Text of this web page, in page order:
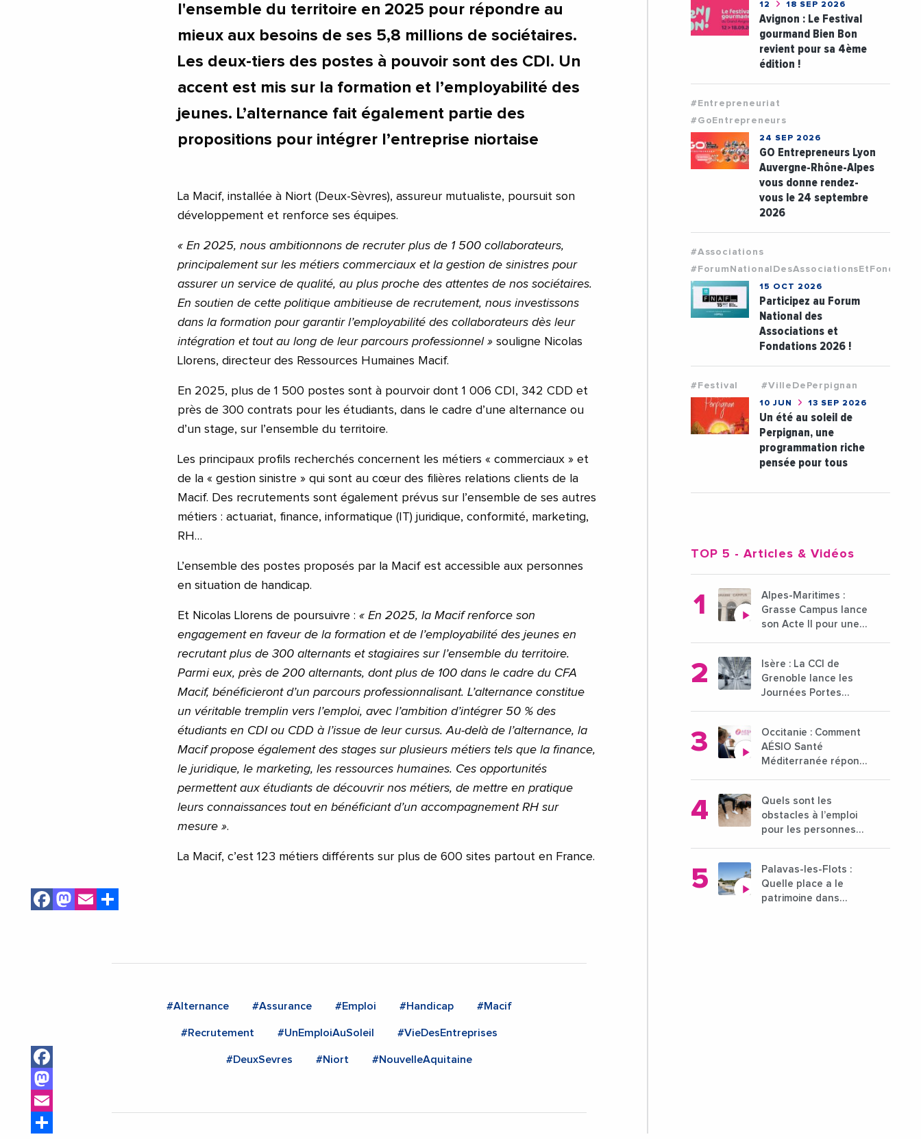
l'ensemble du territoire en 2025 pour répondre au
mieux aux besoins de ses 5,8 millions de sociétaires.
Les deux-tiers des postes à pouvoir sont des CDI. Un
accent est mis sur la formation et l’employabilité des
jeunes. L’alternance fait également partie des
propositions pour intégrer l’entreprise niortaise
La Macif, installée à Niort (Deux-Sèvres), assureur mutualiste, poursuit son
développement et renforce ses équipes.
« En 2025, nous ambitionnons de recruter plus de 1 500 collaborateurs,
principalement sur les métiers commerciaux et la gestion de sinistres pour
assurer un service de qualité, au plus proche des attentes de nos sociétaires.
En soutien de cette politique ambitieuse de recrutement, nous investissons
dans la formation pour garantir l’employabilité des collaborateurs dès leur
intégration et tout au long de leur parcours professionnel » souligne Nicolas
Llorens, directeur des Ressources Humaines Macif.
En 2025, plus de 1 500 postes sont à pourvoir dont 1 006 CDI, 342 CDD et
près de 300 contrats pour les étudiants, dans le cadre d’une alternance ou
d’un stage, sur l’ensemble du territoire.
Les principaux profils recherchés concernent les métiers « commerciaux » et
de la « gestion sinistre » qui sont au cœur des filières relations clients de la
Macif. Des recrutements sont également prévus sur l’ensemble de ses autres
métiers : actuariat, finance, informatique (IT) juridique, conformité, marketing,
RH…
L’ensemble des postes proposés par la Macif est accessible aux personnes
en situation de handicap.
Et Nicolas Llorens de poursuivre : « En 2025, la Macif renforce son
engagement en faveur de la formation et de l’employabilité des jeunes en
recrutant plus de 300 alternants et stagiaires sur l’ensemble du territoire.
Parmi eux, près de 200 alternants, dont plus de 100 dans le cadre du CFA
Macif, bénéficieront d’un parcours professionnalisant. L’alternance constitue
un véritable tremplin vers l’emploi, avec l’ambition d’intégrer 50 % des
étudiants en CDI ou CDD à l’issue de leur cursus. Au-delà de l’alternance, la
Macif propose également des stages sur plusieurs métiers tels que la finance,
le juridique, le marketing, les ressources humaines. Ces opportunités
permettent aux étudiants de découvrir nos métiers, de mettre en pratique
leurs connaissances tout en bénéficiant d’un accompagnement RH sur
mesure ».
La Macif, c’est 123 métiers différents sur plus de 600 sites partout en France.
Facebook
Mastodon
Email
#Alternance #Assurance #Emploi #Handicap #Macif
#Recrutement #UnEmploiAuSoleil #VieDesEntreprises
#DeuxSevres #Niort #NouvelleAquitaine
12 18 SEP 2026
Avignon : Le Festival
gourmand Bien Bon
revient pour sa 4ème
édition !
#Entrepreneuriat
#GoEntrepreneurs
24 SEP 2026
GO Entrepreneurs Lyon
Auvergne-Rhône-Alpes
vous donne rendez-
vous le 24 septembre
2026
#Associations
15 OCT 2026
Participez au Forum
National des
Associations et
Fondations 2026 !
#Festival #VilleDePerpignan
10 JUN 13 SEP 2026
Un été au soleil de
Perpignan, une
programmation riche
pensée pour tous
TOP 5 - Articles & Vidéos
Alpes-Maritimes :
Grasse Campus lance
son Acte II pour une
l'enseignement
supérieur
Isère : La CCI de
Grenoble lance les
Journées Portes
21 octobre 2024
Occitanie : Comment
AÉSIO Santé
Méditerranée répond
?
Quels sont les
obstacles à l’emploi
pour les personnes
Palavas-les-Flots :
Quelle place a le
patrimoine dans